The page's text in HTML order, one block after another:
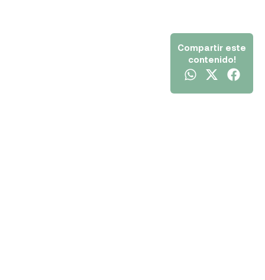
Compartir este
contenido!